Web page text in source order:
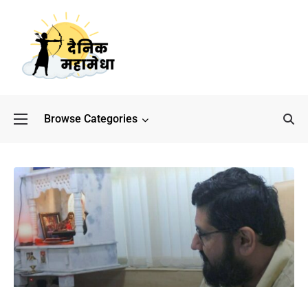
Browse Categories